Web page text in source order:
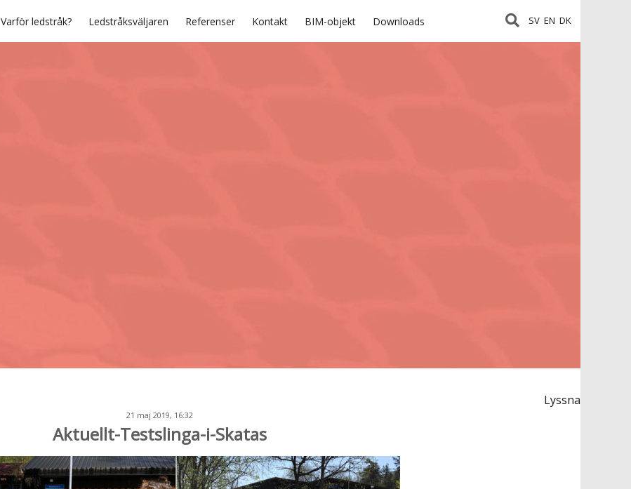
Varför ledstråk? Ledstråksväljaren Referenser Kontakt BIM-objekt Downloads SV EN DK
Lyssna
21 maj 2019, 16:32
Aktuellt-Testslinga-i-Skatas